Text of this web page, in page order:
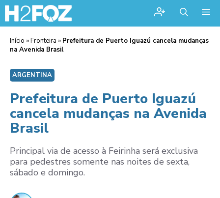
Início »Fronteira » Prefeitura de Puerto Iguazú cancela mudanças
na Avenida Brasil
ARGENTINA
Prefeitura de Puerto Iguazú
cancela mudanças na Avenida
Brasil
Principal via de acesso à Feirinha será exclusiva
para pedestres somente nas noites de sexta,
sábado e domingo.